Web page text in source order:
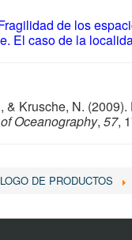
de los
El caso de la
& Krusche, N. (2009).
Oceanography, 57,
DE PRODUCTOS